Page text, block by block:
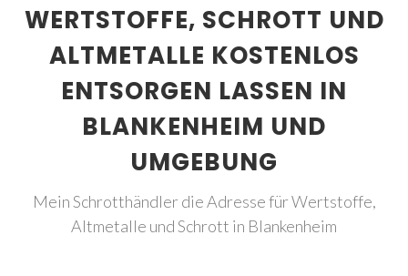
WERTSTOFFE, SCHROTT UND
ALTMETALLE KOSTENLOS
ENTSORGEN LASSEN IN
BLANKENHEIM UND
UMGEBUNG
Mein Schrotthändler die Adresse für Wertstoffe,
Altmetalle und Schrott in Blankenheim